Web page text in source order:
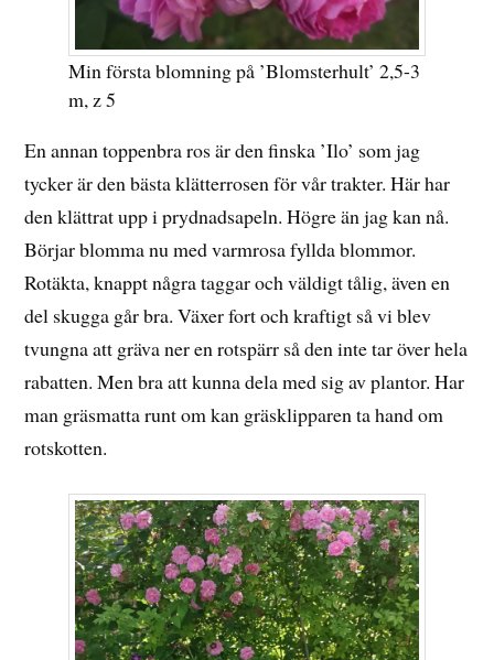
Min första blomning på ’Blomsterhult’ 2,5-3
m, z 5
En annan toppenbra ros är den finska ’Ilo’ som jag
tycker är den bästa klätterrosen för vår trakter. Här har
den klättrat upp i prydnadsapeln. Högre än jag kan nå.
Börjar blomma nu med varmrosa fyllda blommor.
Rotäkta, knappt några taggar och väldigt tålig, även en
del skugga går bra. Växer fort och kraftigt så vi blev
tvungna att gräva ner en rotspärr så den inte tar över hela
rabatten. Men bra att kunna dela med sig av plantor. Har
man gräsmatta runt om kan gräsklipparen ta hand om
rotskotten.